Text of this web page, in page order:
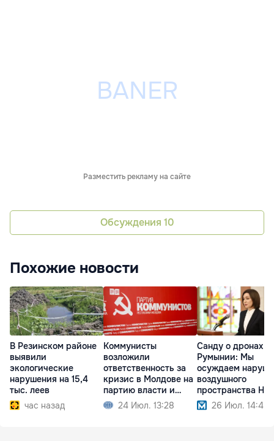
Разместить рекламу на сайте
Обсуждения 10
Похожие новости
В Резинском районе
выявили
экологические
нарушения на 15,4
тыс. леев
час назад
Коммунисты
возложили
ответственность за
кризис в Молдове на
партию власти и
Санду24 Июл. 13:28
Санду о дронах в
Румынии: Мы
осуждаем
воздушного
пространства
ЕС 26 Июл. 14:45